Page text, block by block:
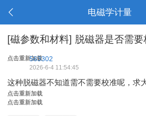
电磁学计量
[磁参数和材料] 脱磁器是否需要
点击重新加载
563302
2026-6-4 11:54:45
这种脱磁器不知道需不需要校准呢，求
点击重新加载
点击重新加载